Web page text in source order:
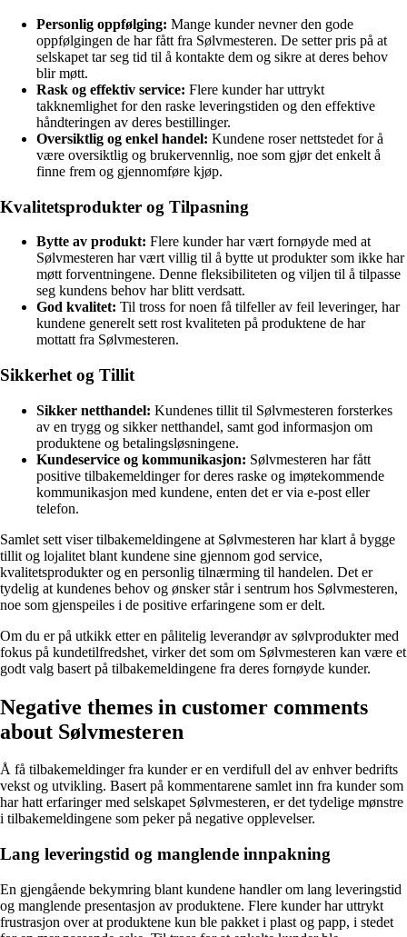
Personlig oppfølging: Mange kunder nevner den gode
oppfølgingen de har fått fra Sølvmesteren. De setter pris på at
selskapet tar seg tid til å kontakte dem og sikre at deres behov
blir møtt.
Rask og effektiv service: Flere kunder har uttrykt
takknemlighet for den raske leveringstiden og den effektive
håndteringen av deres bestillinger.
Oversiktlig og enkel handel: Kundene roser nettstedet for å
være oversiktlig og brukervennlig, noe som gjør det enkelt å
finne frem og gjennomføre kjøp.
Kvalitetsprodukter og Tilpasning
Bytte av produkt: Flere kunder har vært fornøyde med at
Sølvmesteren har vært villig til å bytte ut produkter som ikke har
møtt forventningene. Denne fleksibiliteten og viljen til å tilpasse
seg kundens behov har blitt verdsatt.
God kvalitet: Til tross for noen få tilfeller av feil leveringer, har
kundene generelt sett rost kvaliteten på produktene de har
mottatt fra Sølvmesteren.
Sikkerhet og Tillit
Sikker netthandel: Kundenes tillit til Sølvmesteren forsterkes
av en trygg og sikker netthandel, samt god informasjon om
produktene og betalingsløsningene.
Kundeservice og kommunikasjon: Sølvmesteren har fått
positive tilbakemeldinger for deres raske og imøtekommende
kommunikasjon med kundene, enten det er via e-post eller
telefon.
Samlet sett viser tilbakemeldingene at Sølvmesteren har klart å bygge
tillit og lojalitet blant kundene sine gjennom god service,
kvalitetsprodukter og en personlig tilnærming til handelen. Det er
tydelig at kundenes behov og ønsker står i sentrum hos Sølvmesteren,
noe som gjenspeiles i de positive erfaringene som er delt.
Om du er på utkikk etter en pålitelig leverandør av sølvprodukter med
fokus på kundetilfredshet, virker det som om Sølvmesteren kan være et
godt valg basert på tilbakemeldingene fra deres fornøyde kunder.
Negative themes in customer comments
about Sølvmesteren
Å få tilbakemeldinger fra kunder er en verdifull del av enhver bedrifts
vekst og utvikling. Basert på kommentarene samlet inn fra kunder som
har hatt erfaringer med selskapet Sølvmesteren, er det tydelige mønstre
i tilbakemeldingene som peker på negative opplevelser.
Lang leveringstid og manglende innpakning
En gjengående bekymring blant kundene handler om lang leveringstid
og manglende presentasjon av produktene. Flere kunder har uttrykt
frustrasjon over at produktene kun ble pakket i plast og papp, i stedet